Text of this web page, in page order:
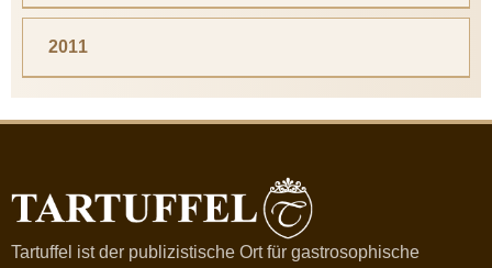
2011
Tartuffel ist der publizistische Ort für gastrosophische